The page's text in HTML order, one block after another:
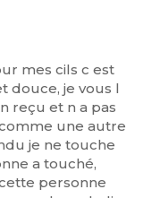
mes cils c est
douce, je vous l
reçu et n a pas
une autre
je ne touche
a touché,
personne